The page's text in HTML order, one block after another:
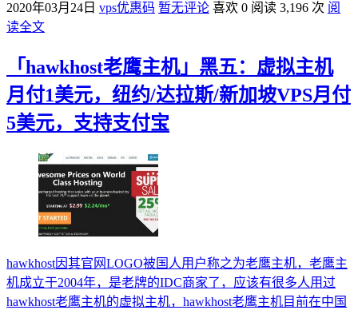
2020年03月24日 vps优惠码 暂无评论 喜欢 0 阅读 3,196 次 阅
读全文
「hawkhost老鹰主机」黑五：虚拟主机
月付1美元，纽约/达拉斯/新加坡VPS月付
5美元，支持支付宝
hawkhost因其官网LOGO被国人用户称之为老鹰主机，老鹰主
机成立于2004年，是老牌的IDC商家了，应该有很多人用过
hawkhost老鹰主机的虚拟主机，hawkhost老鹰主机目前在中国